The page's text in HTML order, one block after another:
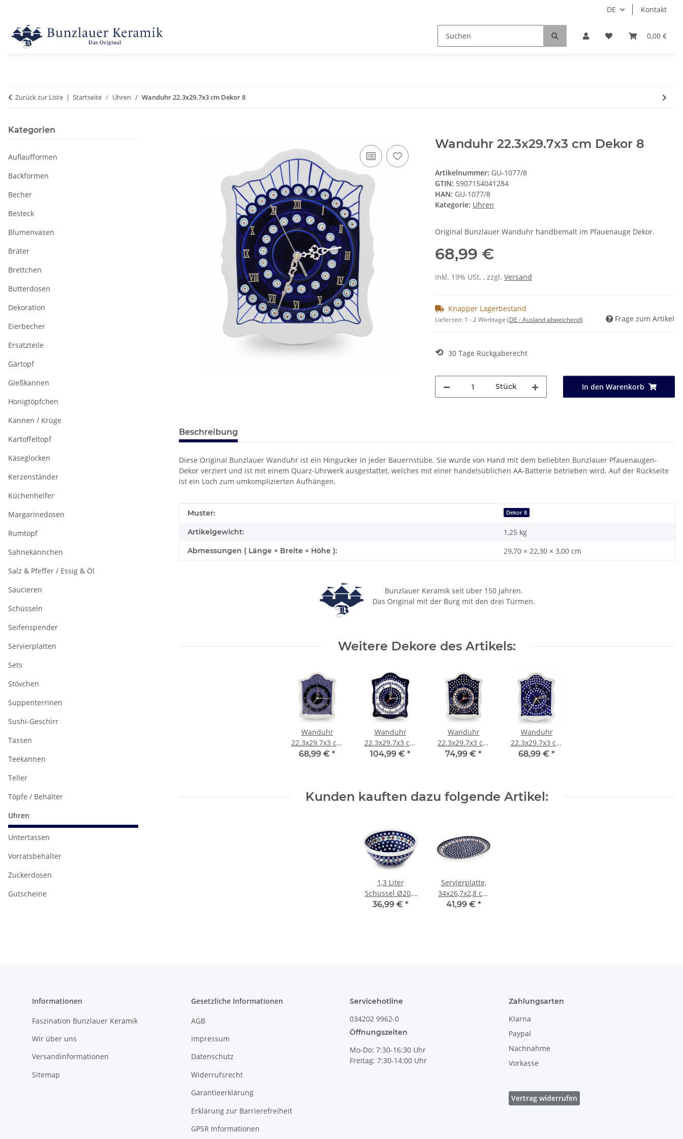
DE Kontakt
0,00 €
Zurück zur Liste Startseite Uhren Wanduhr 22.3x29.7x3 cm Dekor 8
Wanduhr 22.3x29.7x3 cm Dekor 8
Artikelnummer: GU-1077/8
GTIN: 5907154041284
HAN: GU-1077/8
Kategorie: Uhren
Original Bunzlauer Wanduhr handbemalt im Pfauenauge Dekor.
68,99 €
inkl. 19% USt. , zzgl. Versand
Knapper Lagerbestand
Lieferzeit: 1 - 2 Werktage (DE - Ausland abweichend) Frage zum Artikel
⟲ 30 Tage Rückgaberecht
Stück In den Warenkorb
Beschreibung
Diese Original Bunzlauer Wanduhr ist ein Hingucker in jeder Bauernstube. Sie wurde von Hand mit dem beliebten Bunzlauer Pfauenaugen-
Dekor verziert und ist mit einem Quarz-Uhrwerk ausgestattet, welches mit einer handelsüblichen AA-Batterie betrieben wird. Auf der Rückseite
ist ein Loch zum umkomplizierten Aufhängen.
Produkteigenschaft
Wert
Muster: Dekor 8
Artikelgewicht: 1,25 kg
Abmessungen ( Länge × Breite × Höhe ): 29,70 × 22,30 × 3,00 cm
Bunzlauer Keramik seit über 150 Jahren.
Das Original mit der Burg mit den drei Türmen.
Weitere Dekore des Artikels:
Wanduhr
22.3x29.7x3 cm
Dekor 120
68,99 € *
Wanduhr
22.3x29.7x3 cm
Dekor 166a
104,99 € *
Wanduhr
22.3x29.7x3 cm
Dekor 41
74,99 € *
Wanduhr
22.3x29.7x3 cm
Dekor 42
68,99 € *
Kunden kauften dazu folgende Artikel:
1,3 Liter
Schüssel Ø20,7
cm robust,
36,99 € *
Servierplatte,
34x26,7x2,8 cm
(LxBxH), Dekor
41,99 € *
Kategorien
Auflaufformen
Backformen
Becher
Besteck
Blumenvasen
Bräter
Brettchen
Butterdosen
Dekoration
Eierbecher
Ersatzteile
Gärtopf
Gießkannen
Honigtöpfchen
Kannen / Krüge
Kartoffeltopf
Käseglocken
Kerzenständer
Küchenhelfer
Margarinedosen
Rumtopf
Sahnekännchen
Salz & Pfeffer / Essig & Öl
Saucieren
Schüsseln
Seifenspender
Servierplatten
Sets
Stövchen
Suppenterrinen
Sushi-Geschirr
Tassen
Teekannen
Teller
Töpfe / Behälter
Uhren
Untertassen
Vorratsbehälter
Zuckerdosen
Gutscheine
Informationen
Faszination Bunzlauer Keramik
Wir über uns
Versandinformationen
Sitemap
Gesetzliche Informationen
AGB
Impressum
Datenschutz
Widerrufsrecht
Garantieerklärung
Erklärung zur Barrierefreiheit
GPSR Informationen
Servicehotline
034202 9962-0
Öffnungszeiten
Mo-Do: 7:30-16:30 Uhr
Freitag: 7:30-14:00 Uhr
Zahlungsarten
Klarna
Paypal
Nachnahme
Vorkasse
Vertrag widerrufen